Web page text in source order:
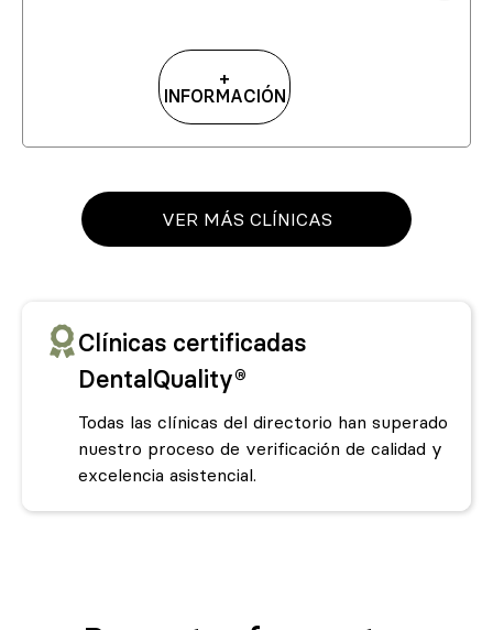
+
INFORMACIÓN
VER MÁS CLÍNICAS
Clínicas certificadas
DentalQuality®
Todas las clínicas del directorio han superado
nuestro proceso de verificación de calidad y
excelencia asistencial.